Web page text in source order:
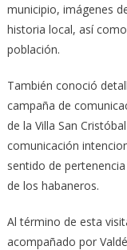
municipio, imágenes
historia local, así
población.
También conoció
campaña de
de la Villa San
comunicación
sentido de
de los habaneros.
Al término de esta
acompañado por